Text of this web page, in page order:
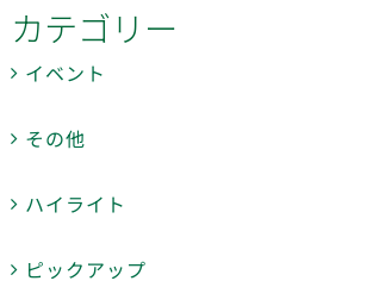
カテゴリー
イベント
その他
ハイライト
ピックアップ